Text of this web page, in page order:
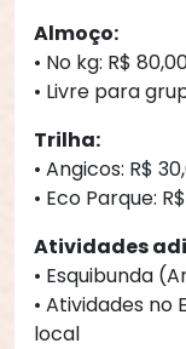
Almoço:
• No kg: R$
• Livre para
Trilha:
• Angicos: R$
• Eco Parque:
Atividades
• Esquibunda
• Atividades no
local